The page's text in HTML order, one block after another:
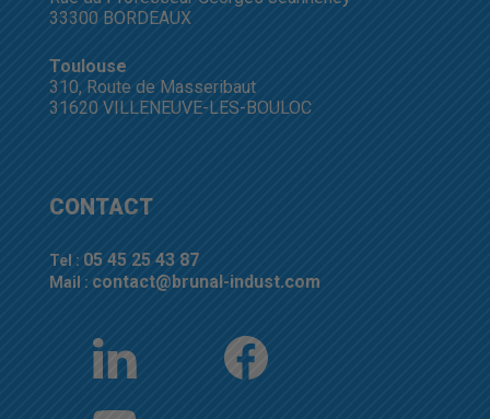
33300 BORDEAUX
Toulouse
310, Route de Masseribaut
31620 VILLENEUVE-LES-BOULOC
CONTACT
Tel : 05 45 25 43 87
Mail : contact@brunal-indust.com